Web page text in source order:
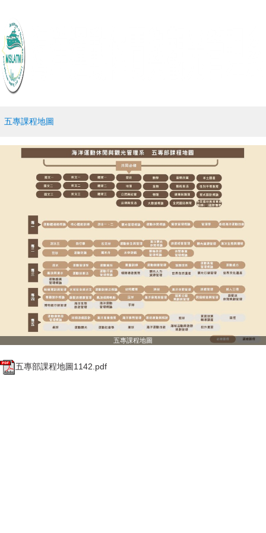
五專課程地圖
五專課程地圖
五專部課程地圖1142.pdf